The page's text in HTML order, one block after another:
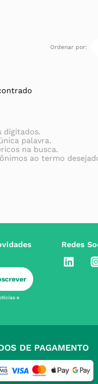
digitados.
palavra.
na busca.
ao termo
e
Redes
DE PAGAMENTO